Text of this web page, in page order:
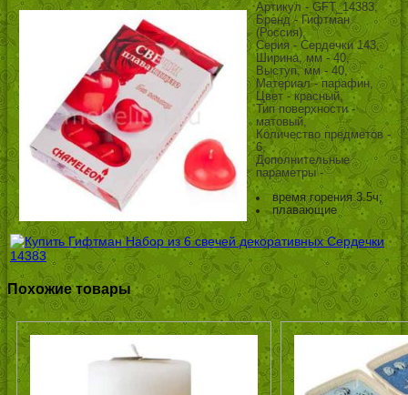
Артикул - GFT_14383,
Бренд - Гифтман
(Россия),
Серия - Сердечки 143,
Ширина, мм - 40,
Выступ, мм - 40,
Материал - парафин,
Цвет - красный,
Тип поверхности -
матовый,
Количество предметов -
6,
Дополнительные
параметры -
время горения 3.5ч;
плавающие
Похожие товары